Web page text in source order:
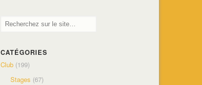
CATÉGORIES
Club (199)
Stages (67)